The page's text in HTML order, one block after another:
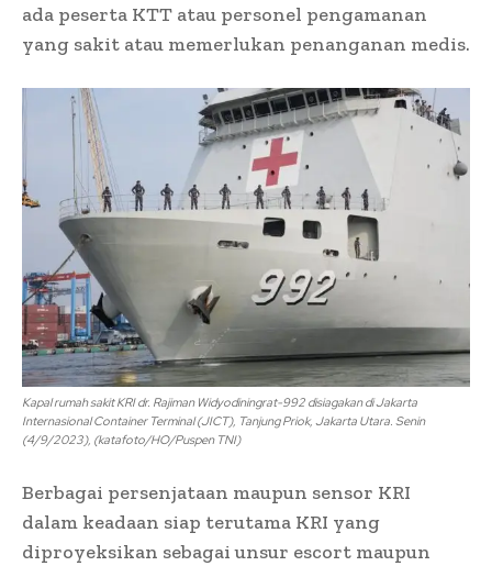
ada peserta KTT atau personel pengamanan
yang sakit atau memerlukan penanganan medis.
Kapal rumah sakit KRI dr. Rajiman Widyodiningrat-992 disiagakan di Jakarta
Internasional Container Terminal (JICT), Tanjung Priok, Jakarta Utara. Senin
(4/9/2023), (katafoto/HO/Puspen TNI)
Berbagai persenjataan maupun sensor KRI
dalam keadaan siap terutama KRI yang
diproyeksikan sebagai unsur escort maupun